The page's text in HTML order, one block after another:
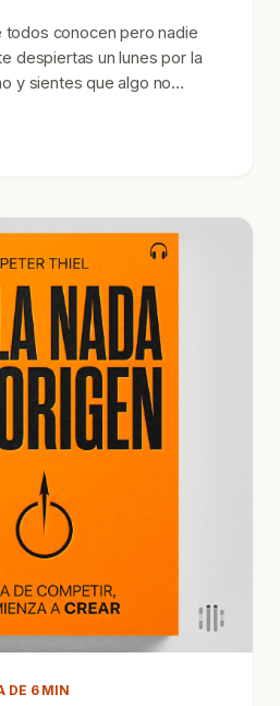
todos conocen pero nadie
despiertas un lunes por la
y sientes que algo no
DE 6 MIN